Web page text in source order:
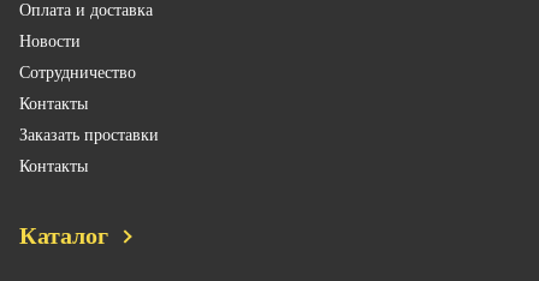
Оплата и доставка
Новости
Сотрудничество
Контакты
Заказать проставки
Контакты
Каталог